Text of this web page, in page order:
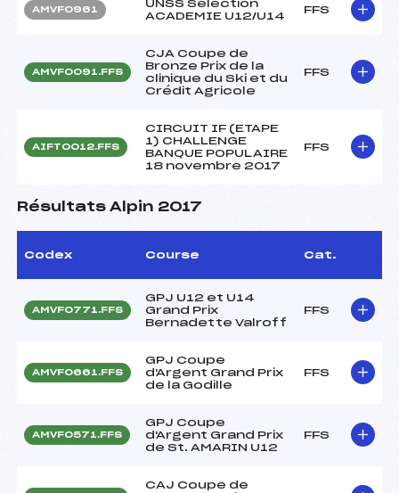
AMVF0961
UNSS Sélection
ACADEMIE U12/U14
FFS
AMVF0091.FFS
CJA Coupe de
Bronze Prix de la
clinique du Ski et du
Crédit Agricole
FFS
AIFT0012.FFS
CIRCUIT IF (ETAPE
1) CHALLENGE
BANQUE POPULAIRE
18 novembre 2017
FFS
Résultats Alpin 2017
Codex Course Cat.
AMVF0771.FFS
GPJ U12 et U14
Grand Prix
Bernadette Valroff
FFS
AMVF0661.FFS
GPJ Coupe
d'Argent Grand Prix
de la Godille
FFS
AMVF0571.FFS
GPJ Coupe
d'Argent Grand Prix
de St. AMARIN U12
FFS
CAJ Coupe de